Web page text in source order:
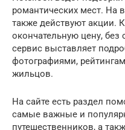
романтических мест. На
также действуют акции.
окончательную цену,
сервис выставляет
фотографиями,
жильцов.
На сайте есть раздел
самые важные и
путешественников, а